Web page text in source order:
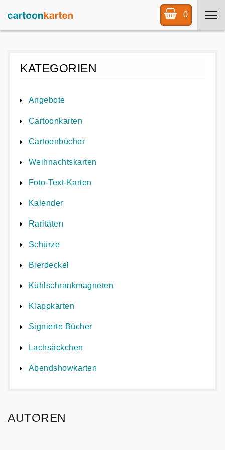
0
KATEGORIEN
Angebote
Cartoonkarten
Cartoonbücher
Weihnachtskarten
Foto-Text-Karten
Kalender
Raritäten
Schürze
Bierdeckel
Kühlschrankmagneten
Klappkarten
Signierte Bücher
Lachsäckchen
Abendshowkarten
AUTOREN